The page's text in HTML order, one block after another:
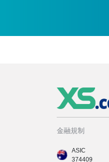
金融規制
ASIC
374409